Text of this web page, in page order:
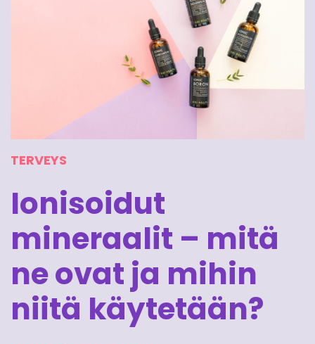
TERVEYS
Ionisoidut
mineraalit – mitä
ne ovat ja mihin
niitä käytetään?